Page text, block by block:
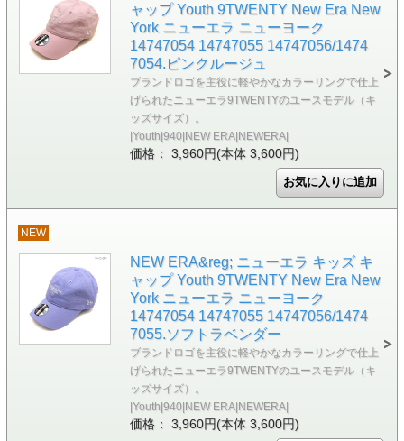
ャップ Youth 9TWENTY New Era New
York ニューエラ ニューヨーク
14747054 14747055 14747056/1474
7054.ピンクルージュ
ブランドロゴを主役に軽やかなカラーリングで仕上
げられたニューエラ9TWENTYのユースモデル（キ
ッズサイズ）。
|Youth|940|NEW ERA|NEWERA|
価格： 3,960円(本体 3,600円)
NEW
NEW ERA&reg; ニューエラ キッズ キ
ャップ Youth 9TWENTY New Era New
York ニューエラ ニューヨーク
14747054 14747055 14747056/1474
7055.ソフトラベンダー
ブランドロゴを主役に軽やかなカラーリングで仕上
げられたニューエラ9TWENTYのユースモデル（キ
ッズサイズ）。
|Youth|940|NEW ERA|NEWERA|
価格： 3,960円(本体 3,600円)